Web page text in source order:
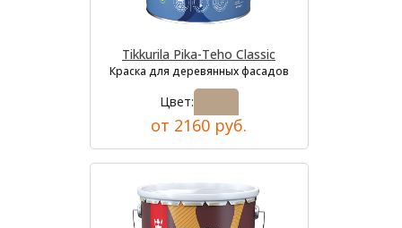
Tikkurila Pika-Teho Classic
Краска для деревянных фасадов
Цвет:
от 2160 руб.